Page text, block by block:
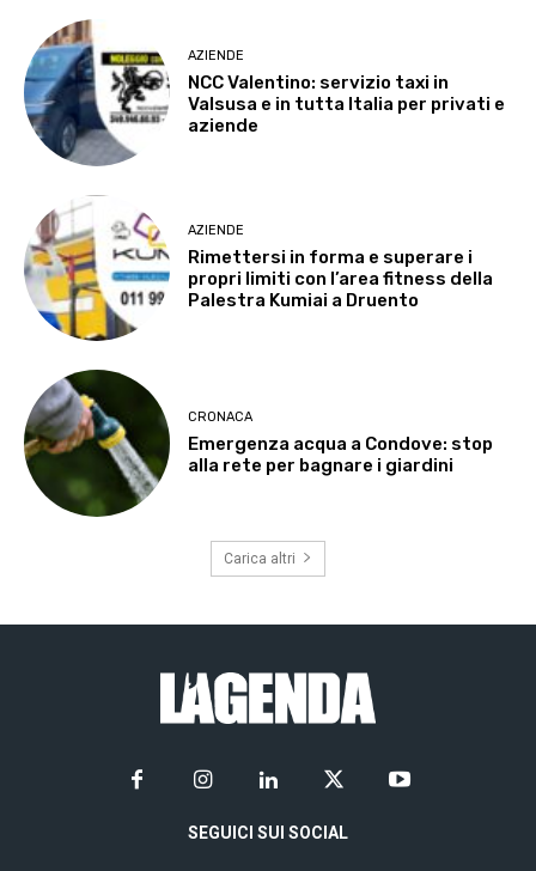
AZIENDE
NCC Valentino: servizio taxi in
Valsusa e in tutta Italia per privati e
aziende
AZIENDE
Rimettersi in forma e superare i
propri limiti con l’area fitness della
Palestra Kumiai a Druento
CRONACA
Emergenza acqua a Condove: stop
alla rete per bagnare i giardini
Carica altri
SEGUICI SUI SOCIAL